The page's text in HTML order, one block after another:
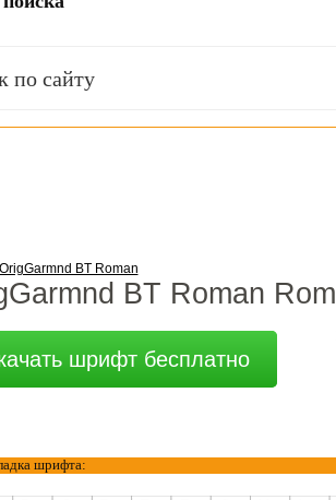
OrigGarmnd BT Roman
BT Roman
шрифт бесплатно
шрифта: